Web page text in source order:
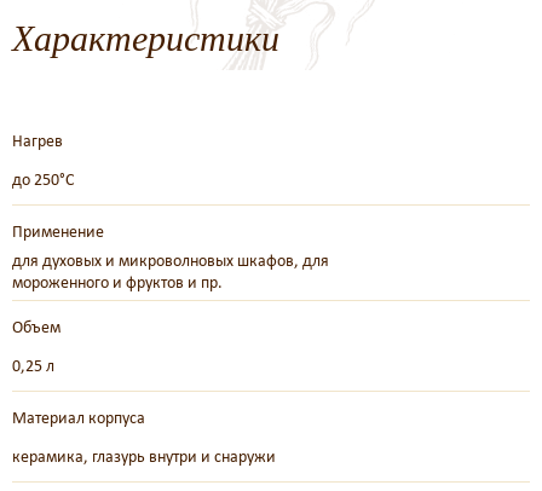
Характеристики
Нагрев
до 250°C
Применение
для духовых и микроволновых шкафов, для
мороженного и фруктов и пр.
Объем
0,25 л
Материал корпуса
керамика, глазурь внутри и снаружи